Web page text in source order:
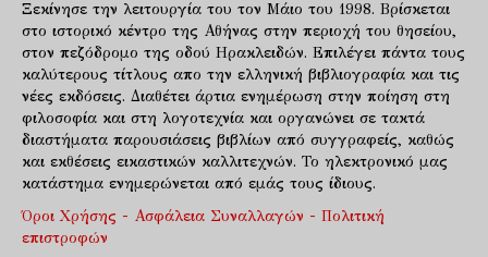
Ξεκίνησε την λειτουργία του τον Μάιο του 1998. Βρίσκεται
στο ιστορικό κέντρο της Αθήνας στην περιοχή του θησείου,
στον πεζόδρομο της οδού Ηρακλειδών. Επιλέγει πάντα τους
καλύτερους τίτλους απο την ελληνική βιβλιογραφία και τις
νέες εκδόσεις. Διαθέτει άρτια ενημέρωση στην ποίηση στη
φιλοσοφία και στη λογοτεχνία και οργανώνει σε τακτά
διαστήματα παρουσιάσεις βιβλίων από συγγραφείς, καθώς
και εκθέσεις εικαστικών καλλιτεχνών. Το ηλεκτρονικό μας
κατάστημα ενημερώνεται από εμάς τους ίδιους.
Όροι Χρήσης - Ασφάλεια Συναλλαγών - Πολιτική
επιστροφών